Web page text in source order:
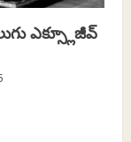
ఎక్స్లూజీవ్